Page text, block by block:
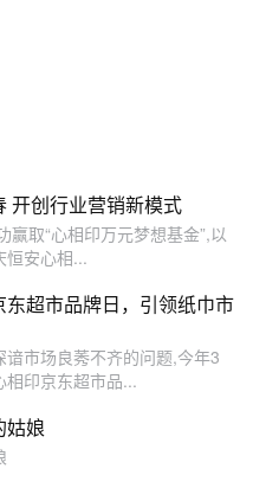
开创行业营销新模式
取“心相印万元梦想基金”,以
恒安心相...
超市品牌日，引领纸巾市
市场良莠不齐的问题,今年3
相印京东超市品...
姑娘